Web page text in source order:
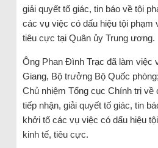
giải quyết tố giác, tin báo về tội
các vụ việc có dấu hiệu tội phạm
tiêu cực tại Quân ủy Trung ương.
Ông Phan Đình Trạc đã làm việc
Giang, Bộ trưởng Bộ Quốc
Chủ nhiệm Tổng cục Chính trị về
tiếp nhận, giải quyết tố giác, tin
khởi tố các vụ việc có dấu hiệu
kinh tế, tiêu cực.